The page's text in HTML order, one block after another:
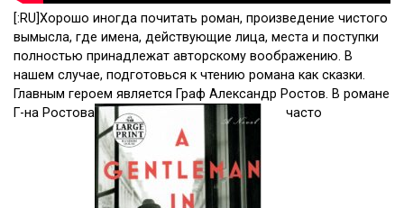
[:RU]Хорошо иногда почитать роман, произведение чистого
вымысла, где имена, действующие лица, места и поступки
полностью принадлежат авторскому воображению. В
нашем случае, подготовься к чтению романа как сказки.
Главным героем является Граф Александр Ростов. В романе
Г-на Ростова
часто